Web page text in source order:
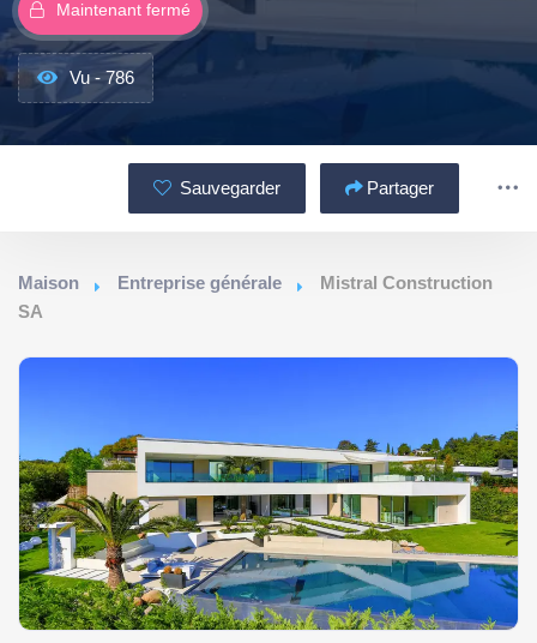
Maintenant fermé
Vu - 786
Sauvegarder Partager
Maison Entreprise générale
Mistral Construction
SA